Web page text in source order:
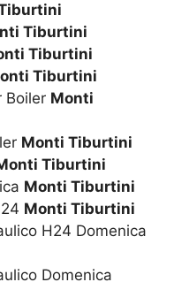
Tiburtini
Tiburtini
Tiburtini
Boiler Monti
Monti Tiburtini
Tiburtini
Monti Tiburtini
Monti Tiburtini
H24 Domenica
Domenica